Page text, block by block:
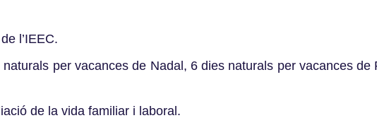
l’IEEC.
per vacances de Nadal, 6 dies naturals per vacances de
de la vida familiar i laboral.